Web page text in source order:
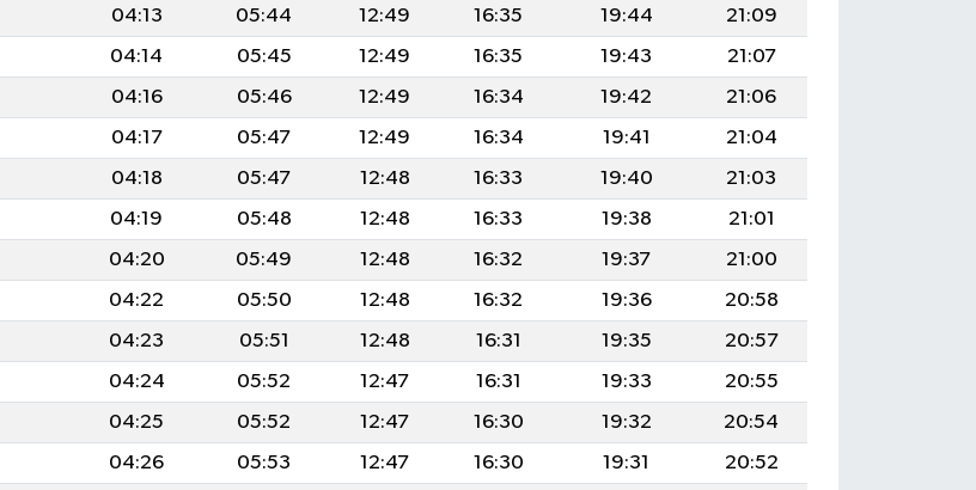
04:13 05:44 12:49 16:35 19:44
21:09
04:14 05:45 12:49 16:35 19:43
21:07
04:16 05:46 12:49 16:34 19:42
21:06
04:17 05:47 12:49 16:34 19:41
21:04
04:18 05:47 12:48 16:33 19:40
21:03
04:19 05:48 12:48 16:33 19:38
21:01
04:20 05:49 12:48 16:32 19:37
21:00
04:22 05:50 12:48 16:32 19:36
20:58
04:23 05:51 12:48 16:31 19:35
20:57
04:24 05:52 12:47 16:31 19:33
20:55
04:25 05:52 12:47 16:30 19:32
20:54
04:26 05:53 12:47 16:30 19:31 20:52